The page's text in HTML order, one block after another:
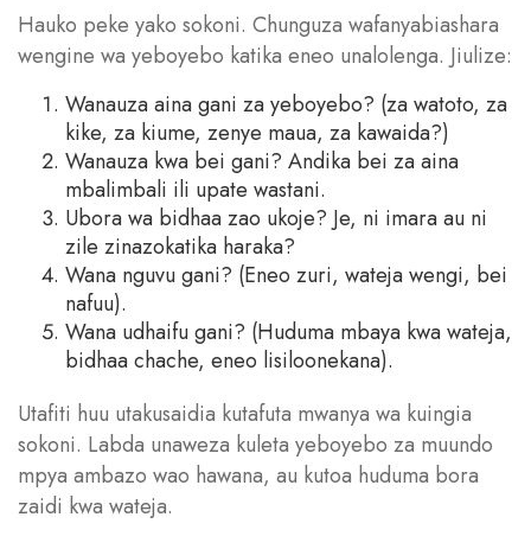
Hauko peke yako sokoni. Chunguza wafanyabiashara
wengine wa yeboyebo katika eneo unalolenga. Jiulize:
Wanauza aina gani za yeboyebo? (za watoto, za
kike, za kiume, zenye maua, za kawaida?)
Wanauza kwa bei gani? Andika bei za aina
mbalimbali ili upate wastani.
Ubora wa bidhaa zao ukoje? Je, ni imara au ni
zile zinazokatika haraka?
Wana nguvu gani? (Eneo zuri, wateja wengi, bei
nafuu).
Wana udhaifu gani? (Huduma mbaya kwa wateja,
bidhaa chache, eneo lisiloonekana).
Utafiti huu utakusaidia kutafuta mwanya wa kuingia
sokoni. Labda unaweza kuleta yeboyebo za muundo
mpya ambazo wao hawana, au kutoa huduma bora
zaidi kwa wateja.